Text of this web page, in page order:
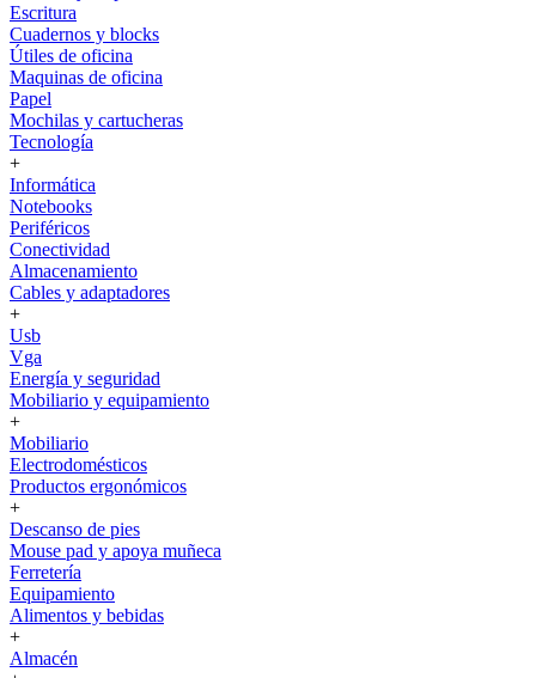
Escritura
Cuadernos y blocks
Útiles de oficina
Maquinas de oficina
Papel
Mochilas y cartucheras
Tecnología
+
Informática
Notebooks
Periféricos
Conectividad
Almacenamiento
Cables y adaptadores
+
Usb
Vga
Energía y seguridad
Mobiliario y equipamiento
+
Mobiliario
Electrodomésticos
Productos ergonómicos
+
Descanso de pies
Mouse pad y apoya muñeca
Ferretería
Equipamiento
Alimentos y bebidas
+
Almacén